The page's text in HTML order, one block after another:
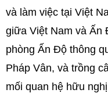
và làm việc tại Việt
giữa Việt Nam và Ấn
phòng Ấn Độ thông
Pháp Vân, và trồng
mối quan hệ hữu